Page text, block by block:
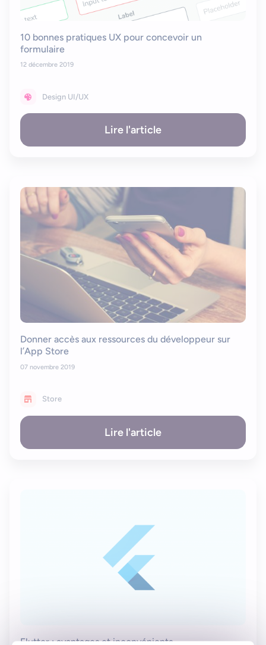
10 bonnes pratiques UX pour concevoir un
formulaire
12 décembre 2019
Design UI/UX
Lire l'article
Donner accès aux ressources du développeur sur
l’App Store
07 novembre 2019
Store
Lire l'article
Flutter : avantages et inconvénients